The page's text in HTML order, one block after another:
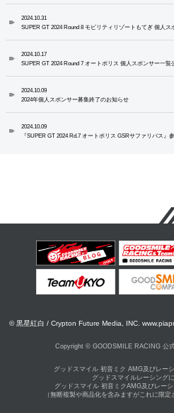
2024.10.31
SUPER GT 2024 Round 8 モビリティリゾートもてぎ 個人ス
2024.10.17
SUPER GT 2024 Round 7 オートポリス 個人スポンサー一覧
2024.10.09
2024年個人スポンサー募集終了のお知らせ
2024.10.09
『SUPER GT 2024 Rd.7 オートポリス GSRサファリバス』
© 黒星紅白 / Crypton Future Media, INC.
Copyright © GOODSMILE RACING 公
グッドスマイル 初音ミク AMG及びレー
グッドスマイルレーシング
グッドスマイル 初音ミクAMG及びレー
（無断複製や商品化を含みますがこれに限定